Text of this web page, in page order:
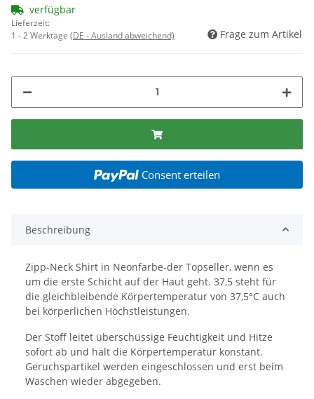
verfügbar
Lieferzeit:
1 - 2 Werktage (DE - Ausland abweichend) Frage zum Artikel
Consent erteilen
Beschreibung
Zipp-Neck Shirt in Neonfarbe-der Topseller, wenn es
um die erste Schicht auf der Haut geht. 37,5 steht für
die gleichbleibende Körpertemperatur von 37,5°C auch
bei körperlichen Höchstleistungen.
Der Stoff leitet überschüssige Feuchtigkeit und Hitze
sofort ab und hält die Körpertemperatur konstant.
Geruchspartikel werden eingeschlossen und erst beim
Waschen wieder abgegeben.